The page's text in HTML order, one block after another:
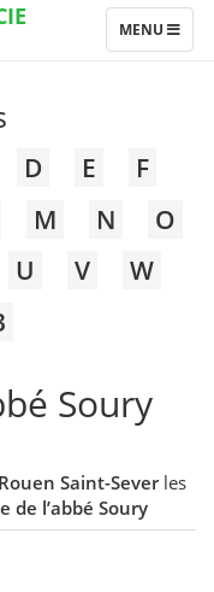
TOGGLE
NAVIGATION
MENU
D E
F
M N
O
U V
W
Soury
Saint-Severles
de l’abbé Soury